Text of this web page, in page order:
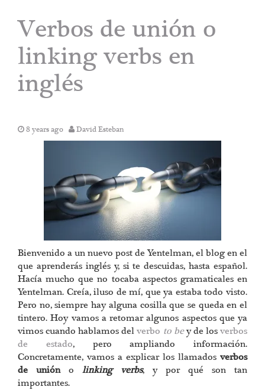
Verbos de unión o
linking verbs en
inglés
8 years ago David Esteban
Bienvenido a un nuevo post de Yentelman, el blog en el
que aprenderás inglés y, si te descuidas, hasta español.
Hacía mucho que no tocaba aspectos gramaticales en
Yentelman. Creía, iluso de mí, que ya estaba todo visto.
Pero no, siempre hay alguna cosilla que se queda en el
tintero. Hoy vamos a retomar algunos aspectos que ya
vimos cuando hablamos delverbo to bey de losverbos
de estado, pero ampliando información.
Concretamente, vamos a explicar los llamados verbos
de unióno linking verbs, y por qué son tan
importantes.